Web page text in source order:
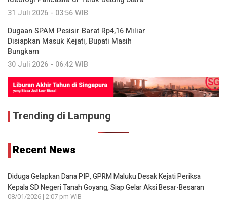
31 Juli 2026 - 03:56 WIB
Dugaan SPAM Pesisir Barat Rp4,16 Miliar
Disiapkan Masuk Kejati, Bupati Masih
Bungkam
30 Juli 2026 - 06:42 WIB
Trending di Lampung
Recent News
Diduga Gelapkan Dana PIP, GPRM Maluku Desak Kejati Periksa
Kepala SD Negeri Tanah Goyang, Siap Gelar Aksi Besar-Besaran
08/01/2026 | 2:07 pm WIB